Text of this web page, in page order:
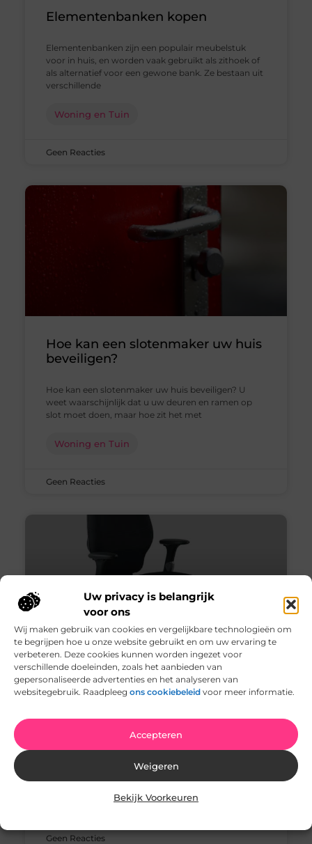
Uw privacy is belangrijk
voor ons
Wij maken gebruik van cookies en vergelijkbare technologieën om
te begrijpen hoe u onze website gebruikt en om uw ervaring te
verbeteren. Deze cookies kunnen worden ingezet voor
verschillende doeleinden, zoals het aanbieden van
gepersonaliseerde advertenties en het analyseren van
websitegebruik. Raadpleeg ons cookiebeleid voor meer informatie.
Accepteren
Weigeren
Bekijk Voorkeuren
Elementenbanken kopen
Elementenbanken zijn een populair meubelstuk
voor in huis, en worden vaak gebruikt als zithoek of
als alternatief voor een gewone bank. Ze bestaan uit
verschillende
Woning en Tuin
Geen Reacties
Hoe kan een slotenmaker uw huis
beveiligen?
Hoe kan een slotenmaker uw huis beveiligen? U
weet waarschijnlijk dat u uw deuren en ramen op
slot moet doen, maar hoe zit het met
Woning en Tuin
Geen Reacties
De ultieme gids voor het kopen
van gebruikte meubels en hoe u
Refurbished meubels zijn tweedehands meubels die
Woning en Tuin
Geen Reacties